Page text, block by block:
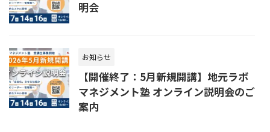
明会
お知らせ
【開催終了：5月新規開講】地元ラボ
マネジメント塾 オンライン説明会のご
案内